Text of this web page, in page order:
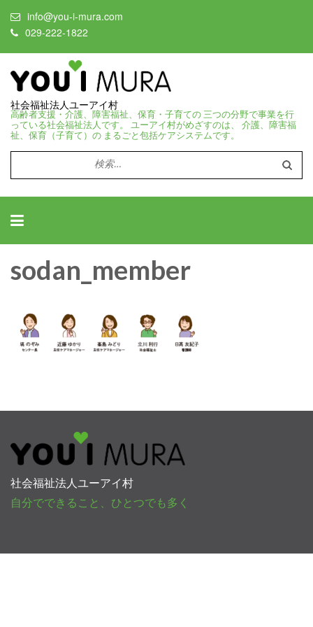
info@you-i-mura.com
029-222-1822
社会福祉法人ユーアイ村
高齢者支援・介護、障害福祉、保育・子育ての 三つの分野で事業を行
っている社会福祉法人です。 ユーアイ村がめざすのは、 介護、障害福
祉、保育（子育て）の まるごと包括ケアシステムです。
検
索:
sodan_member
社会福祉法人ユーアイ村
自分でできること、ひとつでも多く